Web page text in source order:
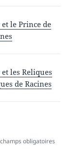
le Prince de
les Reliques
de Racines
obligatoires